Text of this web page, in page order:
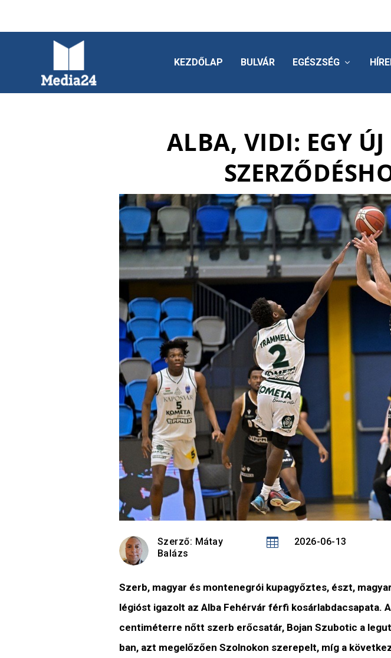
KEZDŐLAP BULVÁR EGÉSZSÉG
ALBA, VIDI: EGY ÚJ
Szerző: Mátay
Balázs
 2026-06-13
Szerb, magyar és montenegrói kupagyőztes, észt,
légióst igazolt az Alba Fehérvár férfi kosárlabdacsapata.
centiméterre nőtt szerb erőcsatár, Bojan Szubotic a
ban, azt megelőzően Szolnokon szerepelt, míg a